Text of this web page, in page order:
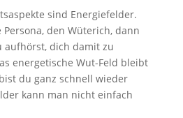
sind Energiefelder.
den Wüterich, dann
aufhörst, dich damit zu
energetische Wut-Feld bleibt
du ganz schnell wieder
kann man nicht einfach